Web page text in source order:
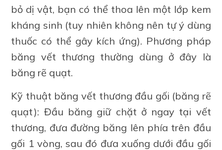
bỏ dị vật, bạn có thể thoa lên một lớp kem
kháng sinh (tuy nhiên không nên tự ý dùng
thuốc có thể gây kích ứng). Phương pháp
băng vết thương thường dùng ở đây là
băng rẽ quạt.
Kỹ thuật băng vết thương đầu gối (băng rẽ
quạt): Đầu băng giữ chặt ở ngay tại vết
thương, đưa đường băng lên phía trên đầu
gối 1 vòng, sau đó đưa xuống dưới đầu gối